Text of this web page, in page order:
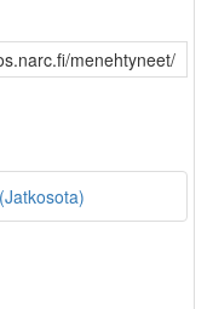
menehtyneet/